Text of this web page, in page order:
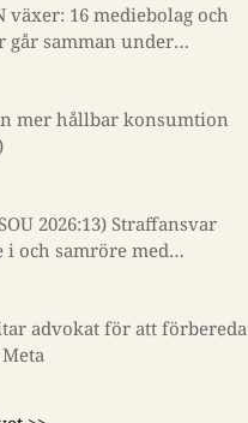
växer: 16 mediebolag och
går samman under
mer hållbar konsumtion
2026:13) Straffansvar
i och samröre med
advokat för att förbereda